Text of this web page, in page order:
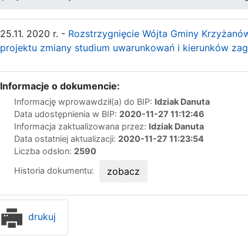
25.11. 2020 r. - Rozstrzygnięcie Wójta Gminy
projektu zmiany studium uwarunkowań i kierunków
Informacje o dokumencie:
Informację wprowawdził(a) do BIP: Idziak Danuta
Data udostępnienia w BIP: 2020-11-27 11:12:46
Informacja zaktualizowana przez: Idziak Danuta
Data ostatniej aktualizacji: 2020-11-27 11:23:54
Liczba odsłon: 2590
Historia dokumentu:
zobacz
drukuj